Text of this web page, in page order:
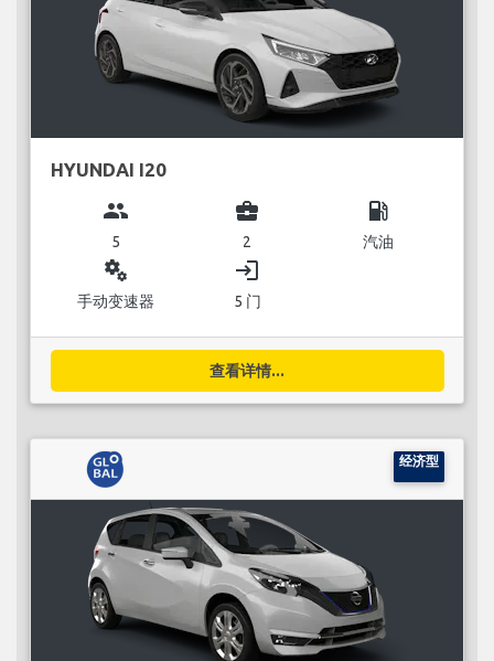
HYUNDAI I20
group
5
business_center
2
local_gas_station
汽油
miscellaneous_services
手动变速器
login
5 门
查看详情...
经济型